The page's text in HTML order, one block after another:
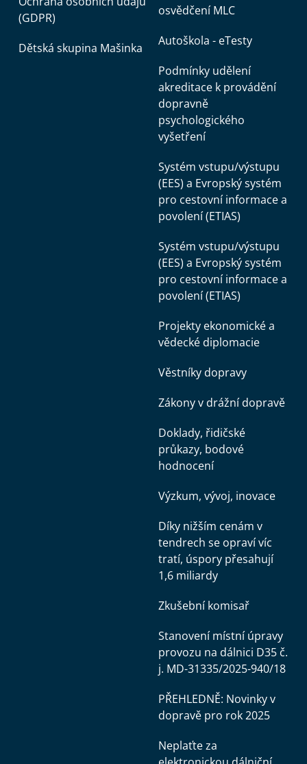
(GDPR)
Dětská skupina Mašinka
osvědčení MLC
Autoškola - eTesty
Podmínky udělení
akreditace k provádění
dopravně
psychologického
vyšetření
Systém vstupu/výstupu
(EES) a Evropský systém
pro cestovní informace a
povolení (ETIAS)
Systém vstupu/výstupu
(EES) a Evropský systém
pro cestovní informace a
povolení (ETIAS)
Projekty ekonomické a
vědecké diplomacie
Věstníky dopravy
Zákony v drážní dopravě
Doklady, řidičské
průkazy, bodové
hodnocení
Výzkum, vývoj, inovace
Díky nižším cenám v
tendrech se opraví víc
tratí, úspory přesahují
1,6 miliardy
Zkušební komisař
Stanovení místní úpravy
provozu na dálnici D35 č.
j. MD-31335/2025-940/18
PŘEHLEDNĚ: Novinky v
dopravě pro rok 2025
Neplaťte za